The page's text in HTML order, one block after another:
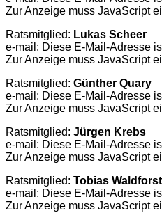
Zur Anzeige muss JavaScript
Ratsmitglied: Lukas Scheer
e-mail: Diese E-Mail-Adresse
Zur Anzeige muss JavaScript
Ratsmitglied: Günther Quary
e-mail: Diese E-Mail-Adresse
Zur Anzeige muss JavaScript
Ratsmitglied: Jürgen Krebs
e-mail: Diese E-Mail-Adresse
Zur Anzeige muss JavaScript
Ratsmitglied: Tobias Waldforst
e-mail: Diese E-Mail-Adresse
Zur Anzeige muss JavaScript